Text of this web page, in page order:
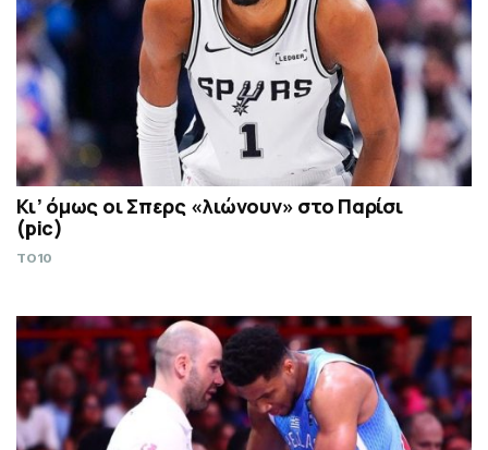
Κι’ όμως οι Σπερς «λιώνουν» στο Παρίσι
(pic)
TO10